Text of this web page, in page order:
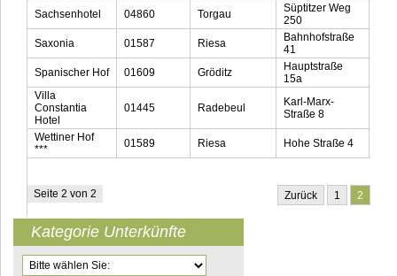
Sachsenhotel 04860 Torgau
Süptitzer Weg
250
Saxonia 01587 Riesa
Bahnhofstraße
41
Spanischer Hof 01609 Gröditz
Hauptstraße
15a
Villa
Constantia
Hotel
01445 Radebeul
Karl-Marx-
Straße 8
Wettiner Hof
***
01589 Riesa Hohe Straße 4
Seite 2 von 2 Zurück 1 2
Kategorie Unterkünfte
Zielseite